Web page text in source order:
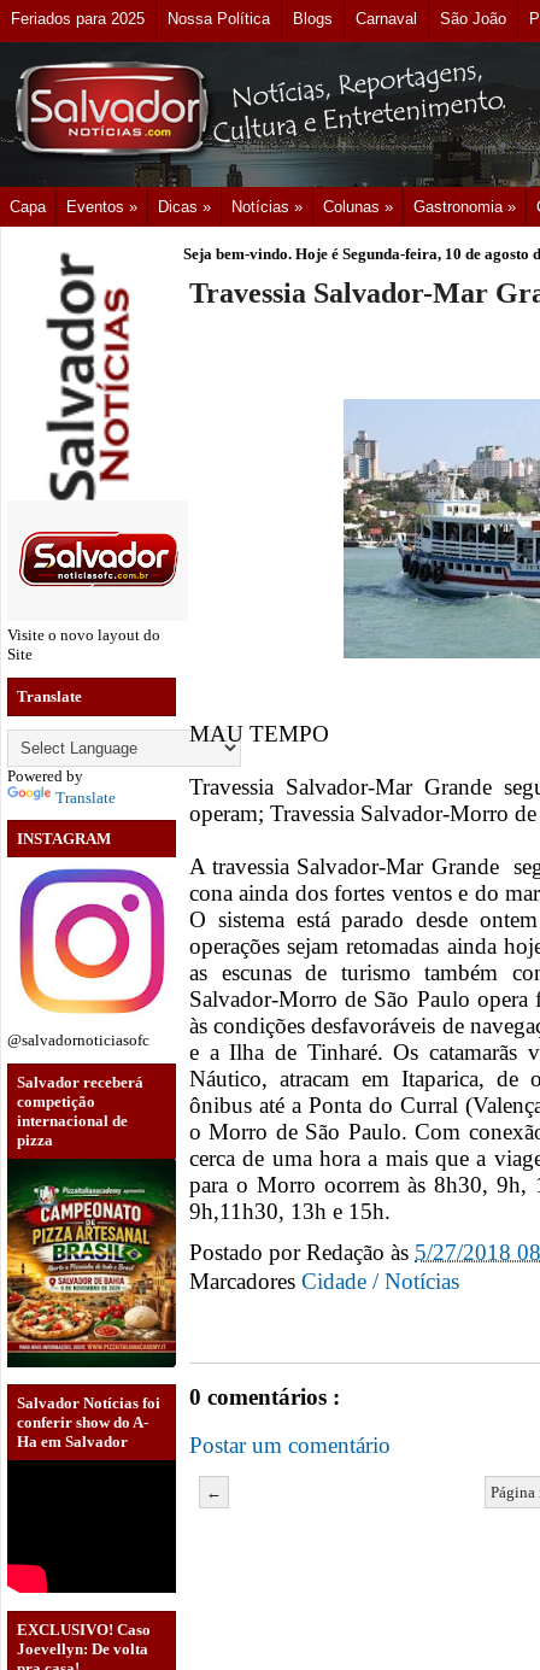
Feriados para 2025 Nossa Política Blogs Carnaval São João
Capa Eventos » Dicas » Notícias » Colunas » Gastronomia »
Visite o novo layout do
Site
Translate
Powered by
Translate
INSTAGRAM
@salvadornoticiasofc
Salvador receberá
competição
internacional de
pizza
Salvador Notícias foi
conferir show do A-
Ha em Salvador
EXCLUSIVO! Caso
Joevellyn: De volta
Seja bem-vindo. Hoje é Segunda-feira, 10 de agosto
Travessia Salvador-Mar
MAU TEMPO
Travessia Salvador-Mar Grande
operam; Travessia Salvador-Morro
A travessia Salvador-Mar Grande
cona ainda dos fortes ventos e do
O sistema está parado desde
operações sejam retomadas ainda
as escunas de turismo também
Salvador-Morro de São Paulo opera
às condições desfavoráveis de
e a Ilha de Tinharé. Os catamarãs
Náutico, atracam em Itaparica, de
ônibus até a Ponta do Curral
o Morro de São Paulo. Com
cerca de uma hora a mais que a
para o Morro ocorrem às 8h30, 9h,
9h,11h30, 13h e 15h.
Postado porRedação às 5/27/2018
Marcadores Cidade / Notícias
0 comentários :
Postar um comentário
←